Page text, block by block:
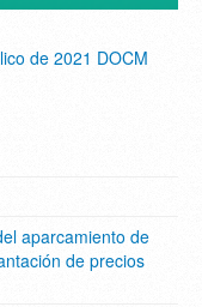
de 2021 DOCM
aparcamiento de
de precios